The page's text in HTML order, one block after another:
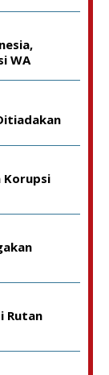
WA
Korupsi
Rutan